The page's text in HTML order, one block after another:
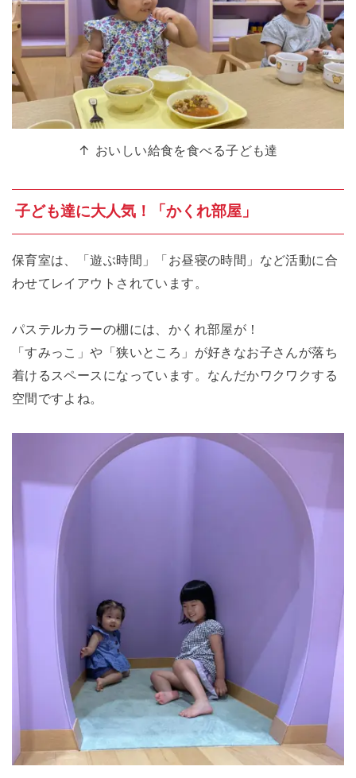
↑ おいしい給食を食べる子ども達
子ども達に大人気！「かくれ部屋」
保育室は、「遊ぶ時間」「お昼寝の時間」など活動に合
わせてレイアウトされています。
パステルカラーの棚には、かくれ部屋が！
「すみっこ」や「狭いところ」が好きなお子さんが落ち
着けるスペースになっています。なんだかワクワクする
空間ですよね。